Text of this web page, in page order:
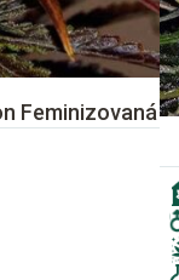
Feminizovaná